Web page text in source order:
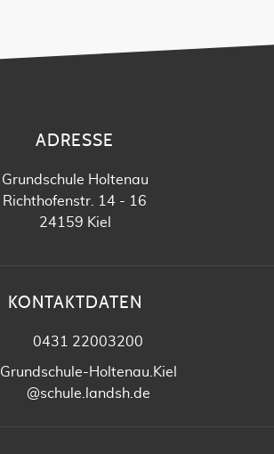
ADRESSE
Grundschule Holtenau
Richthofenstr. 14 - 16
24159 Kiel
KONTAKTDATEN
0431 22003200
Grundschule-Holtenau.Kiel
@schule.landsh.de